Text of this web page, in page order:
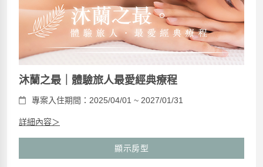
沐蘭之最｜體驗旅人最愛經典療程
專案入住期間：2025/04/01 ~ 2027/01/31
詳細內容＞
顯示房型